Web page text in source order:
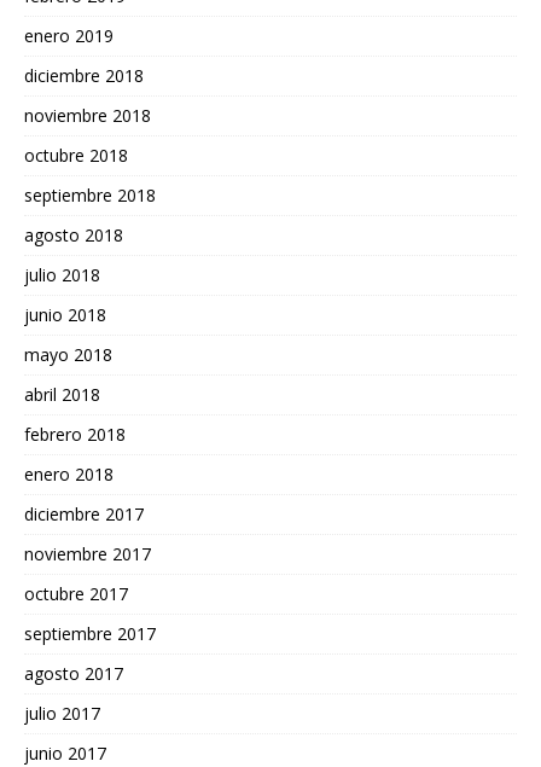
enero 2019
diciembre 2018
noviembre 2018
octubre 2018
septiembre 2018
agosto 2018
julio 2018
junio 2018
mayo 2018
abril 2018
febrero 2018
enero 2018
diciembre 2017
noviembre 2017
octubre 2017
septiembre 2017
agosto 2017
julio 2017
junio 2017